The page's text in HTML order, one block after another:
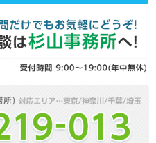
務整理の手続き費用・料金